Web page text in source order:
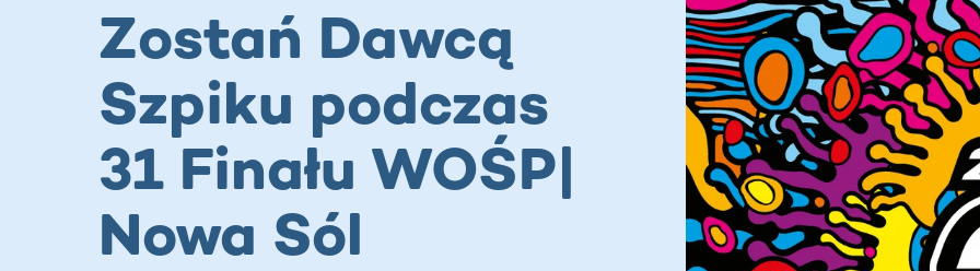
Zostań Dawcą
Szpiku podczas
31 Finału WOŚP|
Nowa Sól